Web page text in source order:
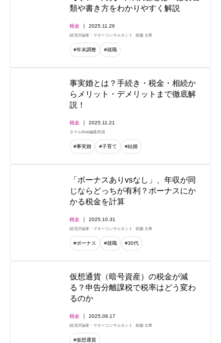
類や書き方をわかりやすく解説
税金 2025.11.26
経済評論家・マネーコンサルタント 頼藤 太希
#年末調整 #就職
事実婚とは？手続き・税金・相続か
らメリット・デメリットまで徹底解
説！
税金 2025.11.21
タマルWeb編集部員
#事実婚 #子育て #結婚
「ボーナスありvsなし」、年収が同
じならどっちが有利？ボーナスにか
かる税金を計算
税金 2025.10.31
経済評論家・マネーコンサルタント 頼藤 太希
#ボーナス #就職 #30代
仮想通貨（暗号資産）の税金が減
る？申告分離課税で税率はどう変わ
るのか
税金 2025.09.17
経済評論家・マネーコンサルタント 頼藤 太希
#仮想通貨